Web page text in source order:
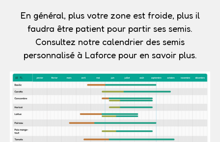
En général, plus votre zone est froide, plus il
faudra être patient pour partir ses semis.
Consultez notre calendrier des semis
personnalisé à Laforce pour en savoir plus.